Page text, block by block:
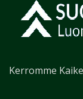
Kerromme